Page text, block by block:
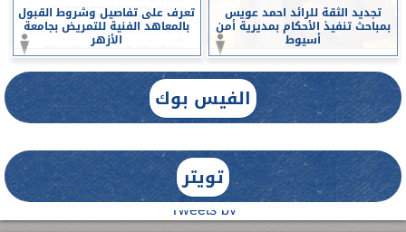
تجديد الثقة للرائد احمد عويس
بمباحث تنفيذ الأحكام بمديرية أمن
أسيوط
تعرف على تفاصيل وشروط القبول
بالمعاهد الفنية للتمريض بجامعة
الأزهر
الفيس بوك
تويتر
Tweets by